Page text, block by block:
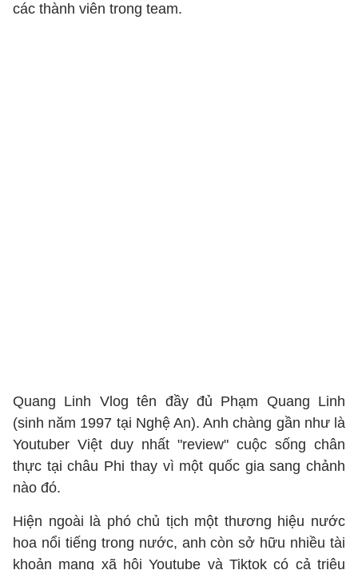
các thành viên trong team.
Quang Linh Vlog tên đầy đủ Phạm Quang Linh
(sinh năm 1997 tại Nghệ An). Anh chàng gần như là
Youtuber Việt duy nhất "review" cuộc sống chân
thực tại châu Phi thay vì một quốc gia sang chảnh
nào đó.
Hiện ngoài là phó chủ tịch một thương hiệu nước
hoa nổi tiếng trong nước, anh còn sở hữu nhiều tài
khoản mạng xã hội Youtube và Tiktok có cả triệu